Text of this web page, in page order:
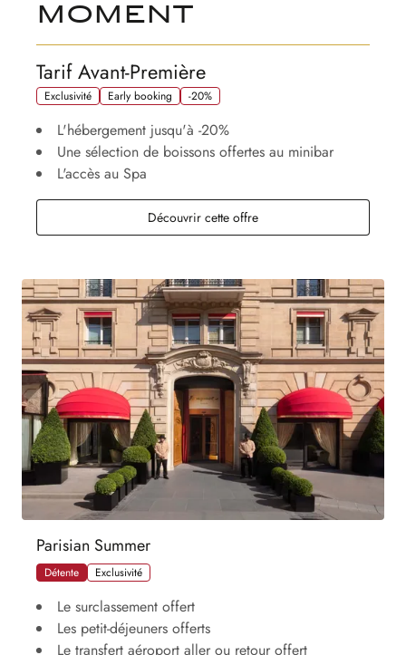
moment
Tarif Avant-Première
Exclusivité Early booking -20%
L'hébergement jusqu'à -20%
Une sélection de boissons offertes au minibar
L'accès au Spa
Découvrir cette offre
Parisian Summer
Détente Exclusivité
Le surclassement offert
Les petit-déjeuners offerts
Le transfert aéroport aller ou retour offert